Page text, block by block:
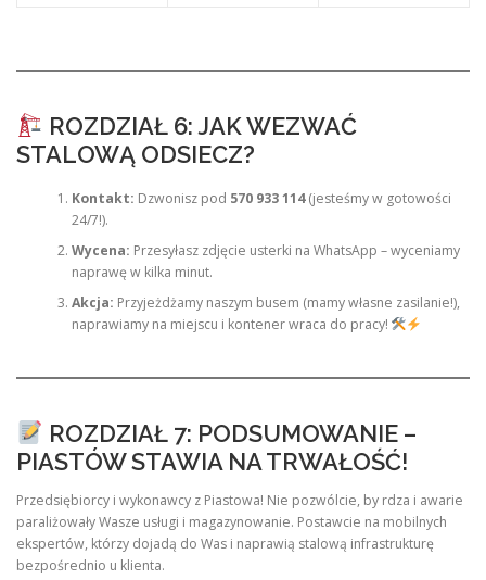
ROZDZIAŁ 6: JAK WEZWAĆ
STALOWĄ ODSIECZ?
Kontakt: Dzwonisz pod 570 933 114(jesteśmy w gotowości
24/7!).
Wycena: Przesyłasz zdjęcie usterki na WhatsApp – wyceniamy
naprawę w kilka minut.
Akcja: Przyjeżdżamy naszym busem (mamy własne zasilanie!),
naprawiamy na miejscu i kontener wraca do pracy!
ROZDZIAŁ 7: PODSUMOWANIE –
PIASTÓW STAWIA NA TRWAŁOŚĆ!
Przedsiębiorcy i wykonawcy z Piastowa! Nie pozwólcie, by rdza i awarie
paraliżowały Wasze usługi i magazynowanie. Postawcie na mobilnych
ekspertów, którzy dojadą do Was i naprawią stalową infrastrukturę
bezpośrednio u klienta.